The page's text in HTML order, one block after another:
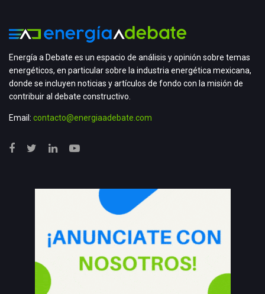
Energía a Debate es un espacio de análisis y opinión sobre temas
energéticos, en particular sobre la industria energética mexicana,
donde se incluyen noticias y artículos de fondo con la misión de
contribuir al debate constructivo.
Email: contacto@energiaadebate.com